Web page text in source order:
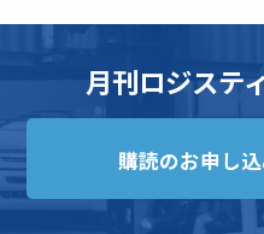
月刊ロジステ
購読のお申し